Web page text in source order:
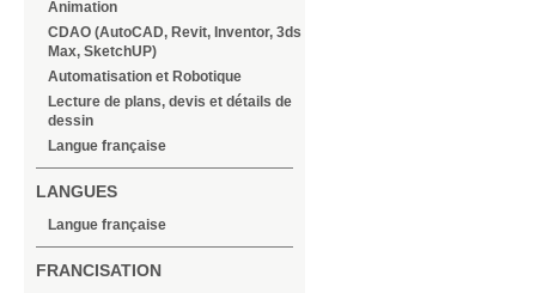
Animation
CDAO (AutoCAD, Revit, Inventor, 3ds
Max, SketchUP)
Automatisation et Robotique
Lecture de plans, devis et détails de
dessin
Langue française
LANGUES
Langue française
FRANCISATION